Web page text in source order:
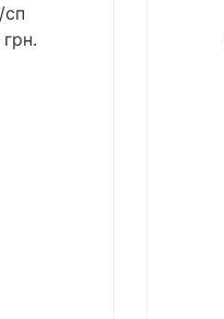
сп
грн.